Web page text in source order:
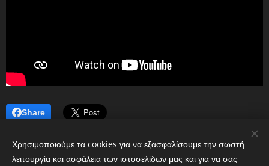
Share
Χρησιμοποιούμε τα cookies για να εξασφαλίσουμε την σωστή
λειτουργία και ασφάλεια των ιστοσελίδων μας και για να σας